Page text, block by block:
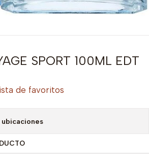
SPORT 100ML EDT
de favoritos